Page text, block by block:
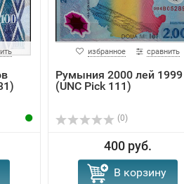
избранное сравнить
Румыния 2000 лей 1999
(UNC Pick 111)
(0)
400 руб.
В корзину